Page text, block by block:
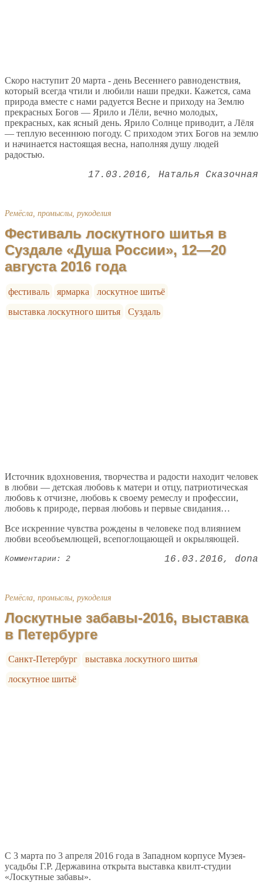
Скоро наступит 20 марта - день Весеннего равноденствия,
который всегда чтили и любили наши предки. Кажется, сама
природа вместе с нами радуется Весне и приходу на Землю
прекрасных Богов — Ярило и Лёли, вечно молодых,
прекрасных, как ясный день. Ярило Солнце приводит, а Лёля
— теплую весеннюю погоду. С приходом этих Богов на землю
и начинается настоящая весна, наполняя душу людей
радостью.
17.03.2016 Наталья Сказочная
Ремёсла, промыслы, рукоделия
Фестиваль лоскутного шитья в
Суздале «Душа России», 12—20
августа 2016 года
фестиваль ярмарка
лоскутное шитьё
выставка лоскутного шитья
Суздаль
Источник вдохновения, творчества и радости находит человек
в любви — детская любовь к матери и отцу, патриотическая
любовь к отчизне, любовь к своему ремеслу и профессии,
любовь к природе, первая любовь и первые свидания…
Все искренние чувства рождены в человеке под влиянием
любви всеобъемлющей, всепоглощающей и окрыляющей.
Комментарии: 2 16.03.2016 dona
Ремёсла, промыслы, рукоделия
Лоскутные забавы-2016, выставка
в Петербурге
Санкт-Петербург
выставка лоскутного шитья
лоскутное шитьё
С 3 марта по 3 апреля 2016 года в Западном корпусе Музея-
усадьбы Г.Р. Державина открыта выставка квилт-студии
«Лоскутные забавы».